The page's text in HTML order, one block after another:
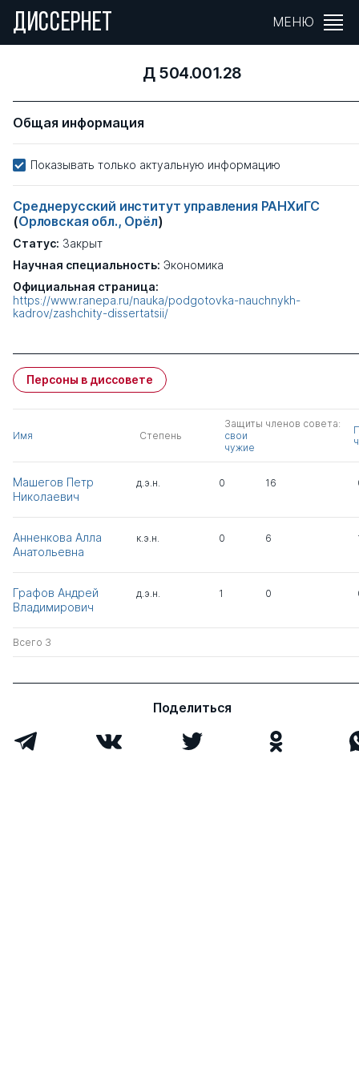
ДИССЕРНЕТ МЕНЮ
Д 504.001.28
Общая информация
Показывать только актуальную информацию
Среднерусский институт управления РАНХиГС
(Орловская обл., Орёл)
Статус: Закрыт
Научная специальность: Экономика
Официальная страница:
https://www.ranepa.ru/nauka/podgotovka-nauchnykh-
kadrov/zashchity-dissertatsii/
Персоны в диссовете
Имя Степень
Защиты членов совета:
свои
чужие
Машегов Петр
Николаевич
д.э.н. 0 16
Анненкова Алла
Анатольевна
к.э.н. 0 6
Графов Андрей
Владимирович
д.э.н. 1 0
Всего 3
Поделиться